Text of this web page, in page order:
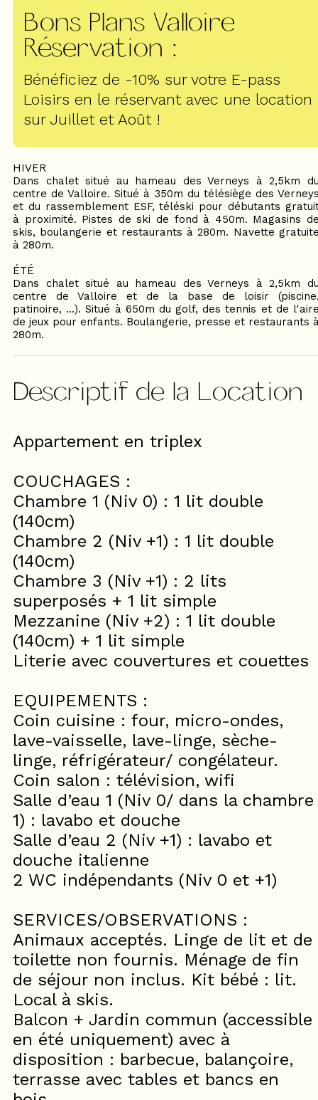
Bons Plans Valloire
Réservation :
Bénéficiez de -10% sur votre E-pass
Loisirs en le réservant avec une location
sur Juillet et Août !
HIVER
Dans chalet situé au hameau des Verneys à 2,5km
centre de Valloire. Situé à 350m du télésiège des
et du rassemblement ESF, téléski pour débutants
à proximité. Pistes de ski de fond à 450m. Magasins
skis, boulangerie et restaurants à 280m. Navette
à 280m.
ÉTÉ
Dans chalet situé au hameau des Verneys à 2,5km
centre de Valloire et de la base de loisir
patinoire, ...). Situé à 650m du golf, des tennis et de
de jeux pour enfants. Boulangerie, presse et restaurants
280m.
Descriptif de la Location
Appartement en triplex
COUCHAGES :
Chambre 1 (Niv 0) : 1 lit double
(140cm)
Chambre 2 (Niv +1) : 1 lit double
(140cm)
Chambre 3 (Niv +1) : 2 lits
superposés + 1 lit simple
Mezzanine (Niv +2) : 1 lit double
(140cm) + 1 lit simple
Literie avec couvertures et couettes
EQUIPEMENTS :
Coin cuisine : four, micro-ondes,
lave-vaisselle, lave-linge, sèche-
linge, réfrigérateur/ congélateur.
Coin salon : télévision, wifi
Salle d’eau 1 (Niv 0/ dans la chambre
1) : lavabo et douche
Salle d’eau 2 (Niv +1) : lavabo et
douche italienne
2 WC indépendants (Niv 0 et +1)
SERVICES/OBSERVATIONS :
Animaux acceptés. Linge de lit et de
toilette non fournis. Ménage de fin
de séjour non inclus. Kit bébé : lit.
Local à skis.
Balcon + Jardin commun (accessible
en été uniquement) avec à
disposition : barbecue, balançoire,
terrasse avec tables et bancs en